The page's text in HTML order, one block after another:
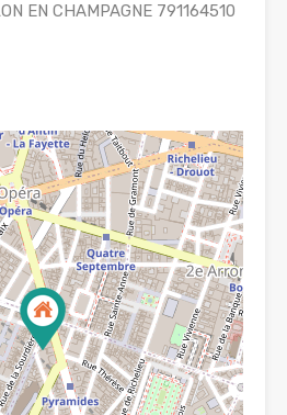
EN CHAMPAGNE 791164510